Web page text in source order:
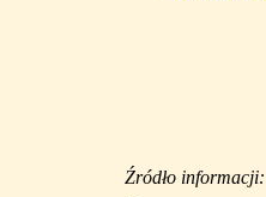
Źródło